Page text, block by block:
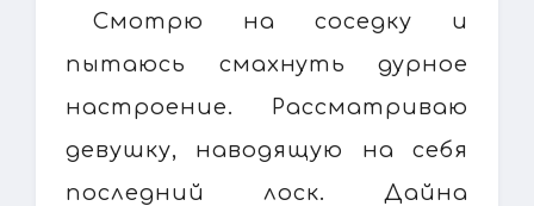
Смотрю на соседку и
пытаюсь смахнуть дурное
настроение. Рассматриваю
девушку, наводящую на себя
последний лоск. Дайна